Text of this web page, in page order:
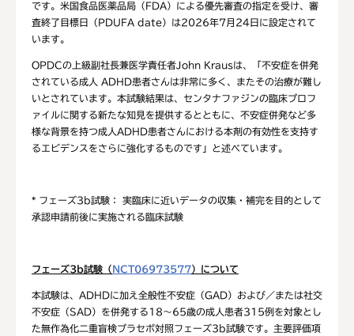
です。米国食品医薬品局（FDA）による優先審査の指定を受け、審
査終了目標日（PDUFA date）は2026年7月24日に設定されて
います。
OPDCの上級副社長兼医学責任者John Krausは、「不安症を併発
されている成人 ADHD患者さんは非常に多く、またその治療が難し
いとされています。本試験結果は、センタナファジンの臨床プロフ
ァイルに関する新たな知見を提供するとともに、不安症併発など多
様な背景を持つ成人ADHD患者さんにおける本剤の有効性を支持す
るエビデンスをさらに強化するものです」と述べています。
* フェーズ3b試験： 実臨床に近いデータの収集・補完を目的として
承認申請前後に実施される臨床試験
フェーズ3b試験（NCT06973577） について
本試験は、ADHDに加え全般性不安症（GAD）および／または社交
不安症（SAD）を併発する18～65歳の成人患者315例を対象とし
た無作為化二重盲検プラセボ対照フェーズ3b試験です。主要評価項